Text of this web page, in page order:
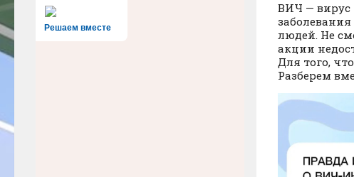
ВИЧ — вирус
людей. Не
акции
Для того,
Разберем
Решаем вместе